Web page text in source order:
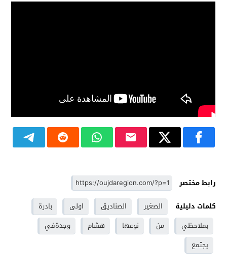
رابط مختصر
كلمات دليلية
الصغير الصناديق اولى
بادرة
بملاحظي
من نوعها هشام
وجدةفي
يجتمع